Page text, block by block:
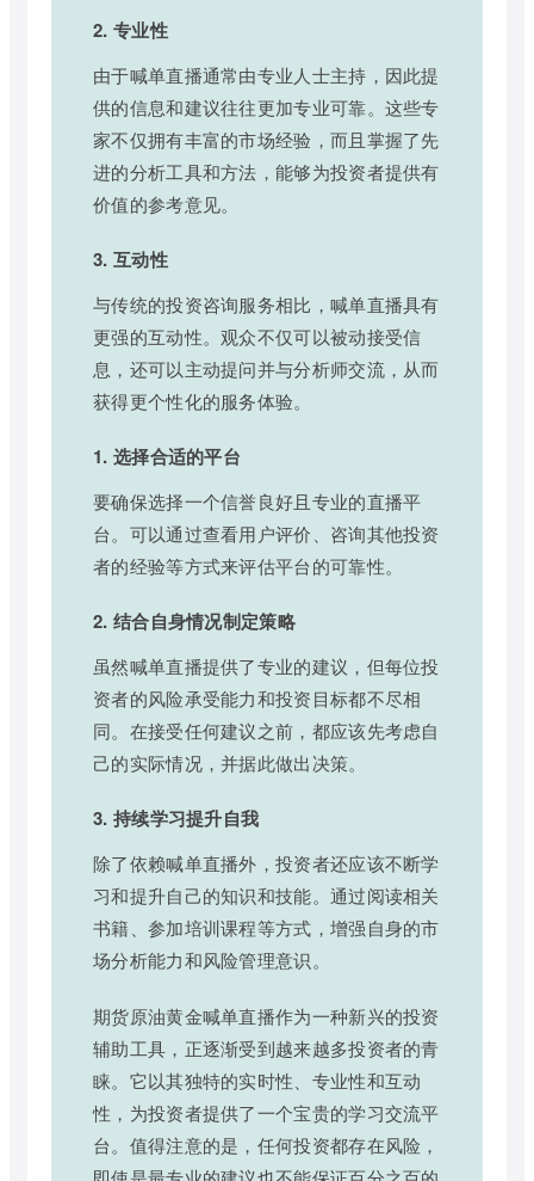
2. 专业性
由于喊单直播通常由专业人士主持，因此提
供的信息和建议往往更加专业可靠。这些专
家不仅拥有丰富的市场经验，而且掌握了先
进的分析工具和方法，能够为投资者提供有
价值的参考意见。
3. 互动性
与传统的投资咨询服务相比，喊单直播具有
更强的互动性。观众不仅可以被动接受信
息，还可以主动提问并与分析师交流，从而
获得更个性化的服务体验。
1. 选择合适的平台
要确保选择一个信誉良好且专业的直播平
台。可以通过查看用户评价、咨询其他投资
者的经验等方式来评估平台的可靠性。
2. 结合自身情况制定策略
虽然喊单直播提供了专业的建议，但每位投
资者的风险承受能力和投资目标都不尽相
同。在接受任何建议之前，都应该先考虑自
己的实际情况，并据此做出决策。
3. 持续学习提升自我
除了依赖喊单直播外，投资者还应该不断学
习和提升自己的知识和技能。通过阅读相关
书籍、参加培训课程等方式，增强自身的市
场分析能力和风险管理意识。
期货原油黄金喊单直播作为一种新兴的投资
辅助工具，正逐渐受到越来越多投资者的青
睐。它以其独特的实时性、专业性和互动
性，为投资者提供了一个宝贵的学习交流平
台。值得注意的是，任何投资都存在风险，